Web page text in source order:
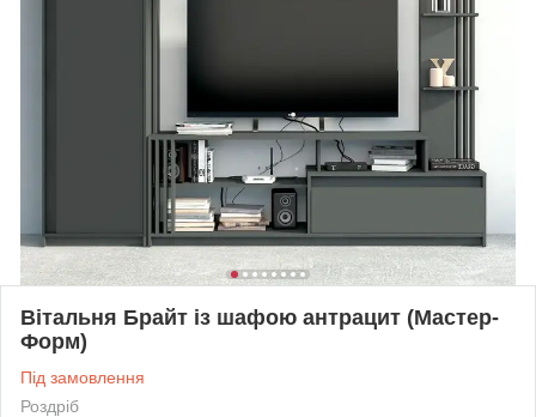
Вітальня Брайт із шафою антрацит (Мастер-
Форм)
Під замовлення
Роздріб